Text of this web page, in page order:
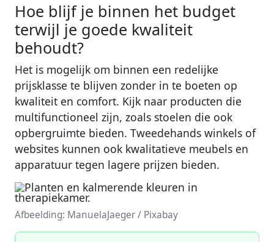
Hoe blijf je binnen het budget
terwijl je goede kwaliteit
behoudt?
Het is mogelijk om binnen een redelijke
prijsklasse te blijven zonder in te boeten op
kwaliteit en comfort. Kijk naar producten die
multifunctioneel zijn, zoals stoelen die ook
opbergruimte bieden. Tweedehands winkels of
websites kunnen ook kwalitatieve meubels en
apparatuur tegen lagere prijzen bieden.
Afbeelding: ManuelaJaeger / Pixabay